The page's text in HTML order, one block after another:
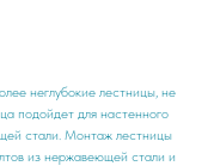
неглубокие лестницы, не
подойдет для настенного
стали. Монтаж лестницы
из нержавеющей стали и